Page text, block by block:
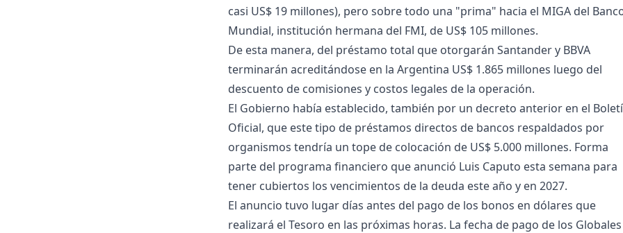
casi US$ 19 millones), pero sobre todo una "prima" hacia el MIGA del
Mundial, institución hermana del FMI, de US$ 105 millones.
De esta manera, del préstamo total que otorgarán Santander y BBVA
terminarán acreditándose en la Argentina US$ 1.865 millones luego del
descuento de comisiones y costos legales de la operación.
El Gobierno había establecido, también por un decreto anterior en el
Oficial, que este tipo de préstamos directos de bancos respaldados por
organismos tendría un tope de colocación de US$ 5.000 millones. Forma
parte del programa financiero que anunció Luis Caputo esta semana para
tener cubiertos los vencimientos de la deuda este año y en 2027.
El anuncio tuvo lugar días antes del pago de los bonos en dólares que
realizará el Tesoro en las próximas horas. La fecha de pago de los